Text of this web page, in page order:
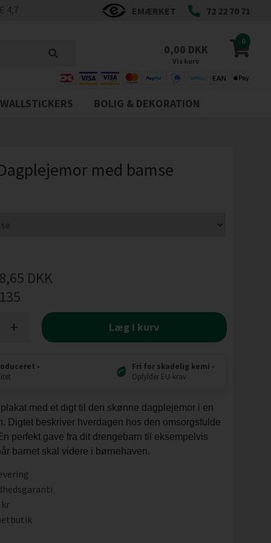
4,7 EMÆRKET 72 22 70 71
0
0,00 DKK
Vis kurv
WALLSTICKERS BOLIG & DEKORATION
med bamse
DKK
+ Læg i kurv
•
Fri for skadelig kemi •
Opfylder EU-krav
med et digt til den skønne dagplejemor i en
Digtet beskriver hverdagen hos den omsorgsfulde
perfekt gave fra dit drengebarn til eksempelvis
barnet skal videre i børnehaven.